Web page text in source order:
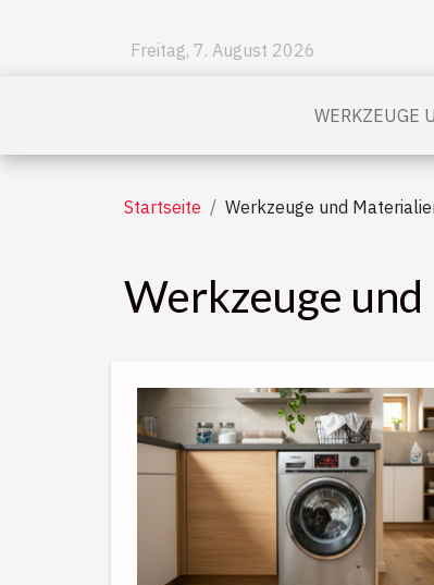
Freitag, 7. August 2026
WERKZEUGE
Startseite Werkzeuge und
Werkzeuge